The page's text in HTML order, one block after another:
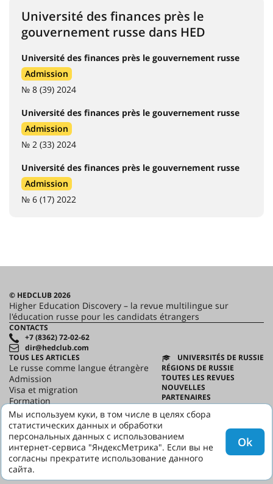
Université des finances près le
gouvernement russe dans HED
Université des finances près le gouvernement russe
Admission
№ 8 (39) 2024
Université des finances près le gouvernement russe
Admission
№ 2 (33) 2024
Université des finances près le gouvernement russe
Admission
№ 6 (17) 2022
© HEDCLUB 2026
Higher Education Discovery – la revue multilingue sur
l'éducation russe pour les candidats étrangers
CONTACTS
+7 (8362) 72-02-62
dir@hedclub.com
TOUS LES ARTICLES
Le russe comme langue étrangère
Admission
Visa et migration
Formation
Science
HED_people
Maison russe
Régions
culture
UNIVERSITÉS DE RUSSIE
RÉGIONS DE RUSSIE
TOUTES LES REVUES
NOUVELLES
PARTENAIRES
CONTRAT D'UTILISATION
CONFIDENTIALITÉ
HED
Мы используем куки, в том числе в целях сбора
статистических данных и обработки
персональных данных с использованием
интернет-сервиса "ЯндексМетрика". Если вы не
согласны прекратите использование данного
сайта.
Ok